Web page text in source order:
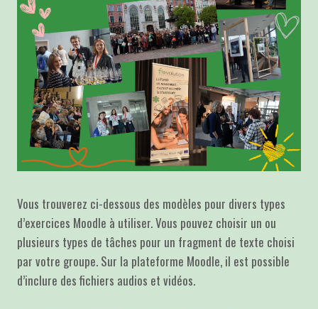
Vous trouverez ci-dessous des modèles pour divers types
d’exercices Moodle à utiliser. Vous pouvez choisir un ou
plusieurs types de tâches pour un fragment de texte choisi
par votre groupe. Sur la plateforme Moodle, il est possible
d’inclure des fichiers audios et vidéos.